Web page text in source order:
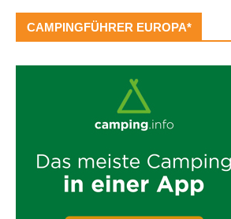
CAMPINGFÜHRER EUROPA*